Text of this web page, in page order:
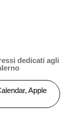
dedicati agli
Apple